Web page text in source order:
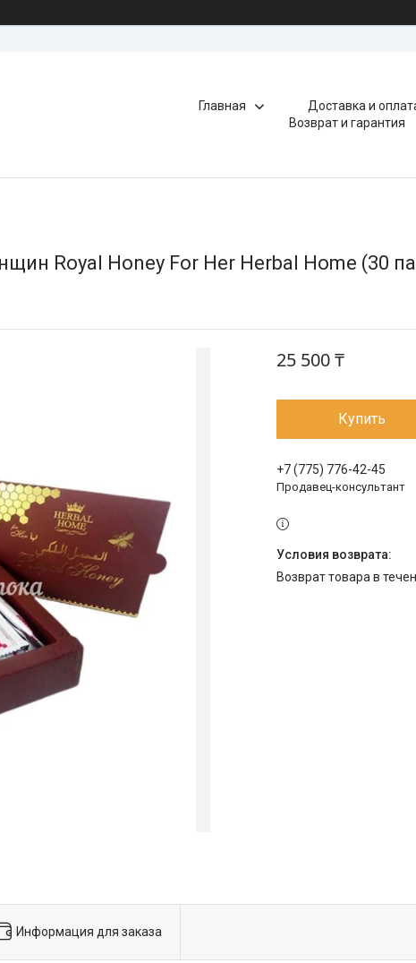
Главная Доставка и
Возврат и гарантия
Royal Honey For Her Herbal Home (30
25 500 ₸
Купить
+7 (775) 776-42-45
Продавец-консультант
возврат товара в
Информация для заказа